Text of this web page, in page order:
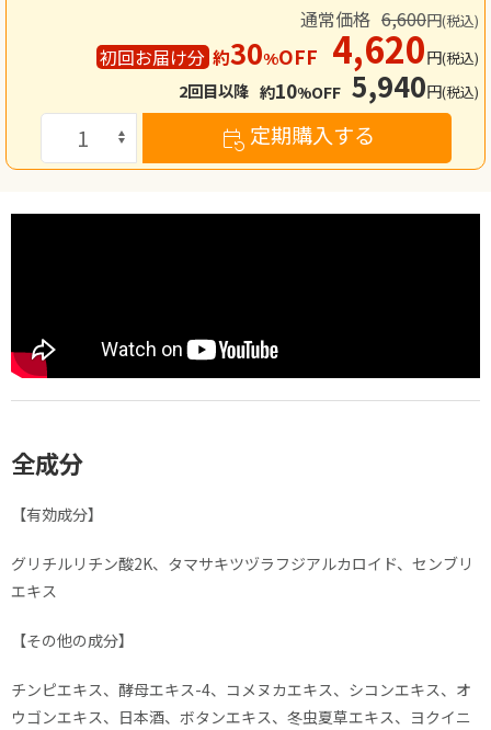
通常価格 6,600円(税込)
初回お届け分 約30%OFF 4,620円(税込)
2回目以降 約10%OFF 5,940円(税込)
定期購入する
全成分
【有効成分】
グリチルリチン酸2K、タマサキツヅラフジアルカロイド、センブリ
エキス
【その他の成分】
チンピエキス、酵母エキス-4、コメヌカエキス、シコンエキス、オ
ウゴンエキス、日本酒、ボタンエキス、冬虫夏草エキス、ヨクイニ